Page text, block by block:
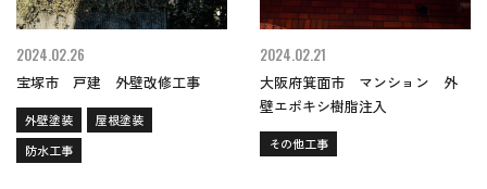
2024.02.26
宝塚市 戸建 外壁改修工事
外壁塗装
屋根塗装
防水工事
2024.02.21
大阪府箕面市 マンション 外
壁エポキシ樹脂注入
その他工事